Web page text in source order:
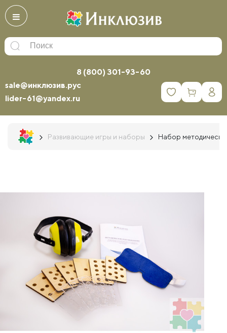
8 (800) 301-93-60
sale@инклюзив.рус
lider-61@yandex.ru
0
Развивающие игры и наборы Набор